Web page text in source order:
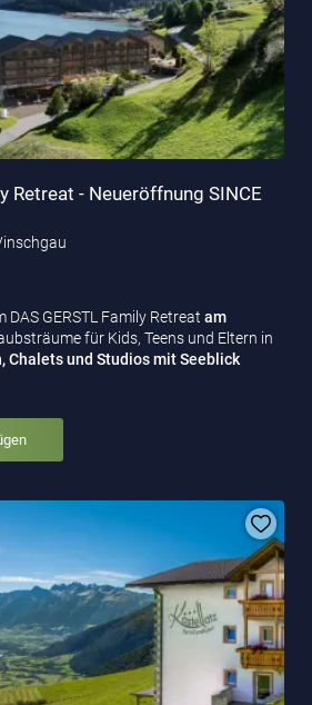
Retreat - Neueröffnung SINCE
GERSTL Family Retreat am
für Kids, Teens und Eltern in
Chalets und Studios mit Seeblick